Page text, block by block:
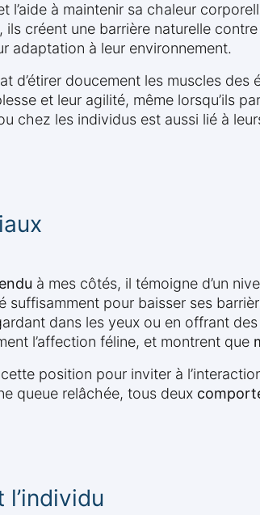
l’aide à maintenir sa chaleur
créent une barrière naturelle
adaptation à leur environnement.
d’étirer doucement les muscles
et leur agilité, même lorsqu’ils
chez les individus est aussi lié à
à mes côtés, il témoigne d’un
suffisamment pour baisser ses
dans les yeux ou en offrant
l’affection féline, et montrent que
position pour inviter à
queue relâchée, tous deux